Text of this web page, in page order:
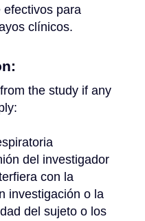
efectivos para
clínicos.
the study if any
del investigador
con la
investigación o la
del sujeto o los